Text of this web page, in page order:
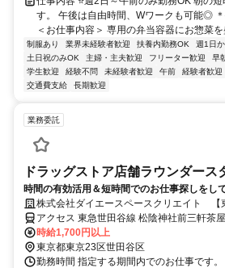
す。 午後は自由時間、Wワークも可
＜お仕事内容＞ 専用の弁当容器にお惣菜を
制服あり 業界未経験者歓迎 扶養内勤務OK 週1日
土日祝のみOK
主婦・主夫歓迎 フリーター歓迎 早
学生歓迎
経験不問 未経験者歓迎 午前 経験者歓迎
交通費支給
長期歓迎
業務委託
ドラッグストア店舗ラウンダース
時間の有効活用＆短時間でのお仕事探しをし
ート重視のお仕事！
株式会社ダイエースペースクリエイト 【
ンダー業務
アクセス 東急世田谷線 松陰神社前三軒茶
田谷線 世田谷下高井戸方面口徒歩約6分、
都）三軒茶屋方面口徒歩約8分 別途勤務店
時給1,700円以上
東京都東京23区世田谷区
勤務時間 指定する期間内でのお仕事です